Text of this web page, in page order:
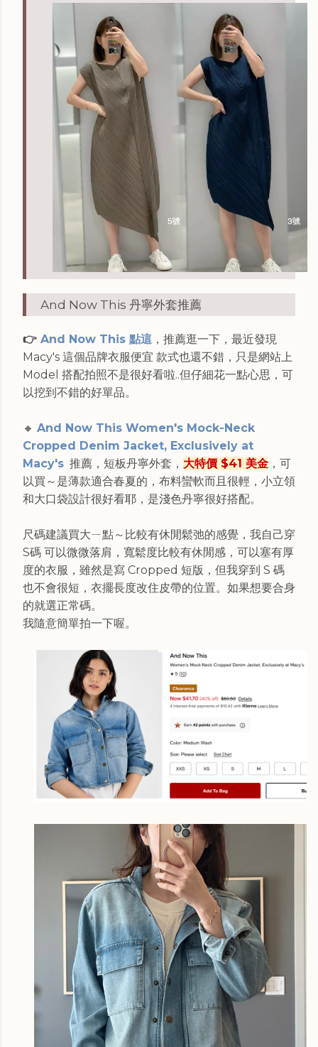
And Now This 丹寧外套推薦
👉 And Now This 點這 ，推薦逛一下，最近發現
Macy's 這個品牌衣服便宜 款式也還不錯，只是網站上
Model 搭配拍照不是很好看啦..但仔細花一點心思，可
以挖到不錯的好單品。
🔸 And Now This Women's Mock-Neck
Cropped Denim Jacket, Exclusively at
Macy's 推薦，短板丹寧外套， 大特價 $41 美金 ，可
以買～是薄款適合春夏的，布料蠻軟而且很輕，小立領
和大口袋設計很好看耶，是淺色丹寧很好搭配。
尺碼建議買大ㄧ點～比較有休閒鬆弛的感覺，我自己穿
S碼 可以微微落肩，寬鬆度比較有休閒感，可以塞有厚
度的衣服，雖然是寫 Cropped 短版，但我穿到 S 碼
也不會很短，衣擺長度改住皮帶的位置。如果想要合身
的就選正常碼。
我隨意簡單拍一下喔。